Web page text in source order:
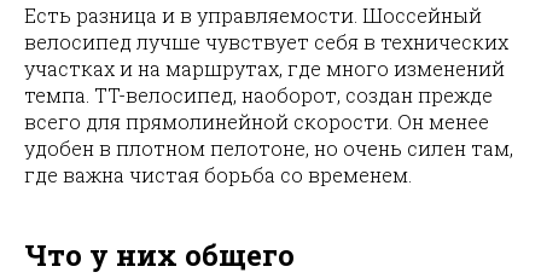
Есть разница и в управляемости. Шоссейный
велосипед лучше чувствует себя в технических
участках и на маршрутах, где много изменений
темпа. TT-велосипед, наоборот, создан прежде
всего для прямолинейной скорости. Он менее
удобен в плотном пелотоне, но очень силен там,
где важна чистая борьба со временем.
Что у них общего